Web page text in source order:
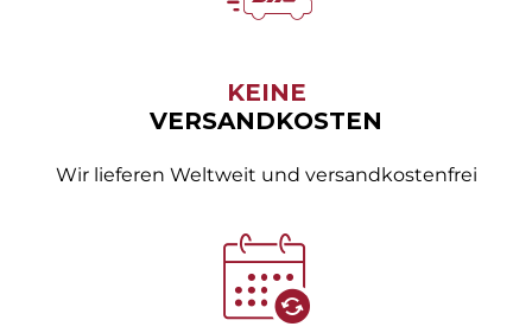
KEINE
VERSANDKOSTEN
Wir lieferen Weltweit und versandkostenfrei